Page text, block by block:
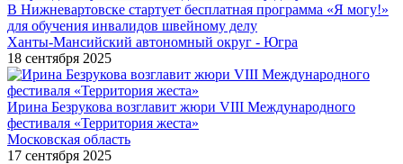
В Нижневартовске стартует бесплатная программа «Я могу!»
для обучения инвалидов швейному делу
Ханты-Мансийский автономный округ - Югра
18 сентября 2025
Ирина Безрукова возглавит жюри VIII Международного
фестиваля «Территория жеста»
Московская область
17 сентября 2025